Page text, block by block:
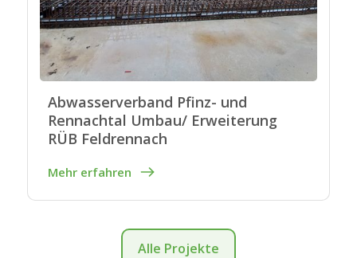
Abwasserverband Pfinz- und
Rennachtal Umbau/ Erweiterung
RÜB Feldrennach
Mehr erfahren
Alle Projekte